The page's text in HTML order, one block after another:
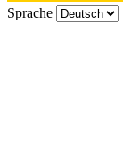
Sprache